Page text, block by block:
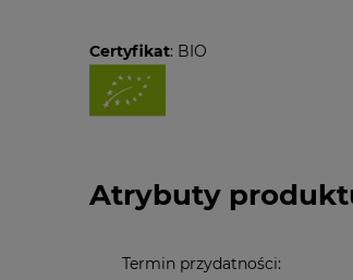
Certyfikat: BIO
Atrybuty
Termin przydatności: